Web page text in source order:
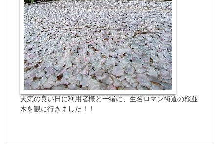
天気の良い日に利用者様と一緒に、生名ロマン街道の桜並
木を観に行きました！！